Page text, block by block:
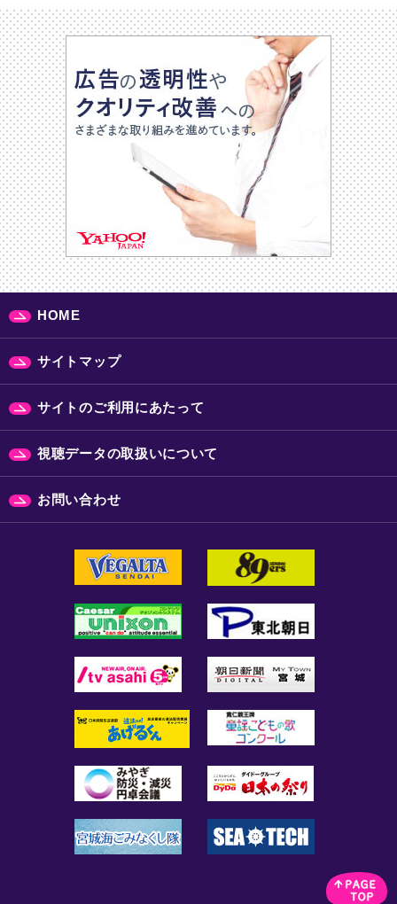
HOME
サイトマップ
サイトのご利用にあたって
視聴データの取扱いについて
お問い合わせ